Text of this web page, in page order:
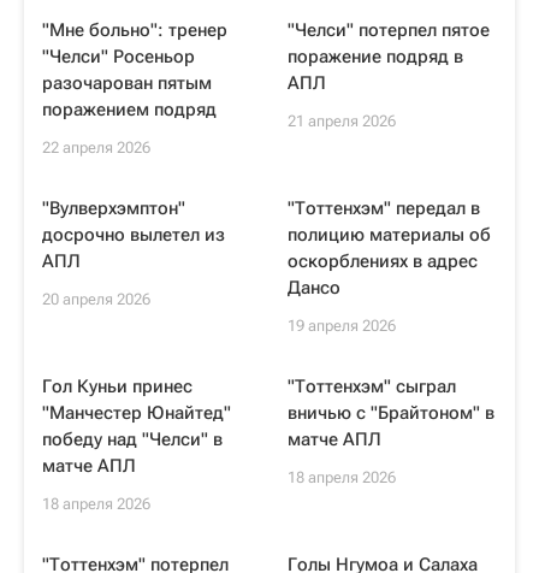
"Мне больно": тренер
"Челси" Росеньор
разочарован пятым
поражением подряд
22 апреля 2026
"Челси" потерпел пятое
поражение подряд в
АПЛ
21 апреля 2026
"Вулверхэмптон"
досрочно вылетел из
АПЛ
20 апреля 2026
"Тоттенхэм" передал в
полицию материалы об
оскорблениях в адрес
Дансо
19 апреля 2026
Гол Куньи принес
"Манчестер Юнайтед"
победу над "Челси" в
матче АПЛ
18 апреля 2026
"Тоттенхэм" сыграл
вничью с "Брайтоном" в
матче АПЛ
18 апреля 2026
"Тоттенхэм" потерпел
Голы Нгумоа и Салаха